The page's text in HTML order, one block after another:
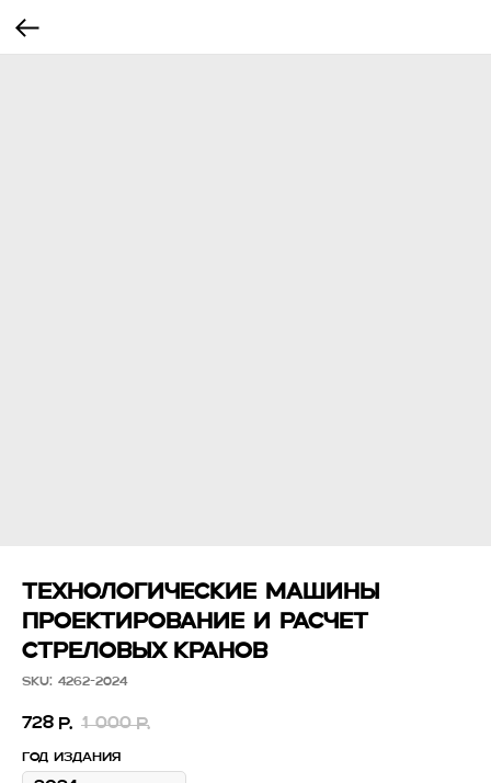
ТЕХНОЛОГИЧЕСКИЕ МАШИНЫ
ПРОЕКТИРОВАНИЕ И РАСЧЕТ
СТРЕЛОВЫХ КРАНОВ
SKU: 4262-2024
728 р. 1 000 р.
Год издания